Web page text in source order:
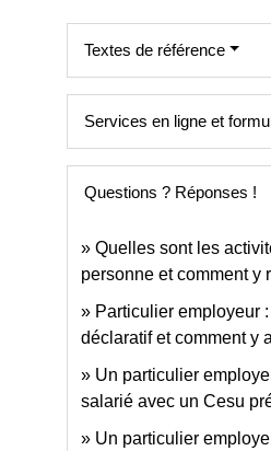
Textes de référence
Services en ligne et
Questions ? Réponses !
Quelles sont les
personne et comment y
Particulier employeur
déclaratif et comment y
Un particulier
salarié avec un Cesu
Un particulier